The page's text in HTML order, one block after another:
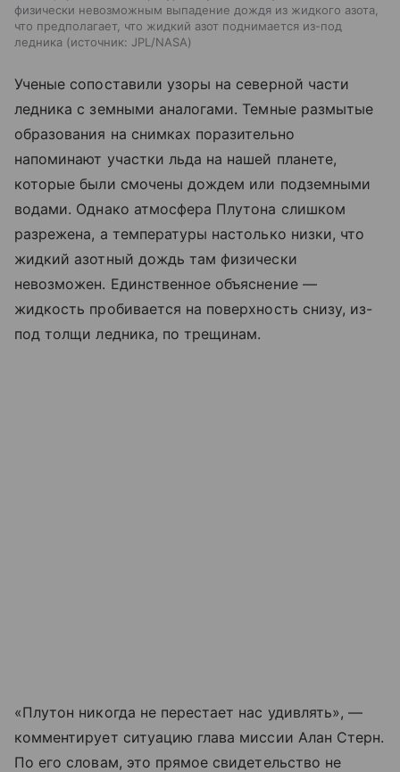
физически невозможным выпадение дождя из жидкого азота,
что предполагает, что жидкий азот поднимается из-под
ледника
источник: JPL/NASA
Ученые сопоставили узоры на северной части
ледника с земными аналогами. Темные размытые
образования на снимках поразительно
напоминают участки льда на нашей планете,
которые были смочены дождем или подземными
водами. Однако атмосфера Плутона слишком
разрежена, а температуры настолько низки, что
жидкий азотный дождь там физически
невозможен. Единственное объяснение —
жидкость пробивается на поверхность снизу, из-
под толщи ледника, по трещинам.
«Плутон никогда не перестает нас удивлять», —
комментирует ситуацию глава миссии Алан Стерн.
По его словам, это прямое свидетельство не